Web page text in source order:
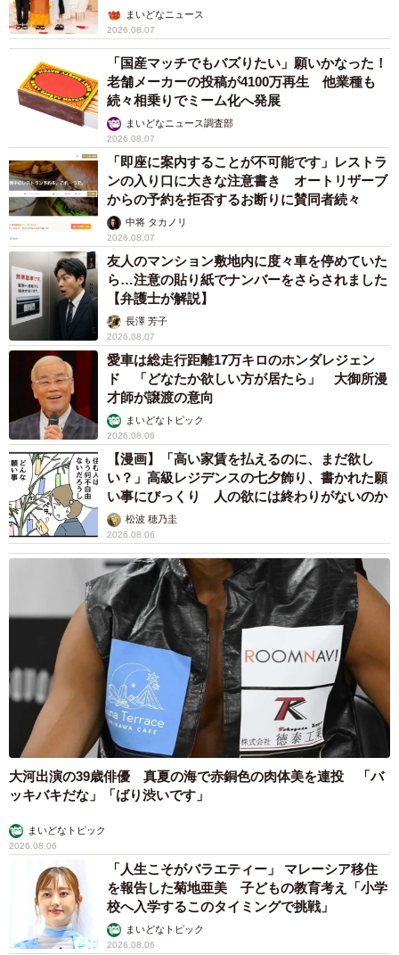
SNSで広がった支援の輪
パンちゃんママさんは「お金も時間も限界。でもせめてで
きることを」とInstagramでアカウントを立ち上げ、パンち
ゃんの様子を発信。思わぬ反響を呼び、多くの応援コメン
トや支援が寄せられました。
「自然の摂理に反している、人間のエゴだという声もあり
ました。でも、たくさんの方に応援してもらい、もう前を
向くしかないと思いました」
今後に向けて
下半身不随のパンちゃんは、容態としては楽観できない状
況です。腹膜ヘルニアの手術が可能かどうかも、まだ確定
していません。今後の治療を進めるためには高額な医療費
が必要となるため、募金を始めてはいるものの、まだ十分
ではないとか。パンちゃんママさんは必要に応じて再度募
金をお願いするかもしれないといいます。
「いつ何が起きるかわからない。でも一生懸命、楽しく生
きてほしい。そのために全力を尽くしたい」
パンちゃんの姿は、野良猫や野犬の問題をどう社会が向き
合うべきかを問いかけています。
ん】まいどなニュース
2026.08.07
「国産マッチでもバズりたい」願いかなった！
老舗メーカーの投稿が4100万再生 他業種も
続々相乗りでミーム化へ発展
まいどなニュース調査部
2026.08.07
「即座に案内することが不可能です」レストラ
ンの入り口に大きな注意書き オートリザーブ
からの予約を拒否するお断りに賛同者続々
中将 タカノリ
2026.08.07
友人のマンション敷地内に度々車を停めていた
ら…注意の貼り紙でナンバーをさらされました
【弁護士が解説】
長澤 芳子
2026.08.07
愛車は総走行距離17万キロのホンダレジェン
ド 「どなたか欲しい方が居たら」 大御所漫
才師が譲渡の意向
まいどなトピック
2026.08.06
【漫画】「高い家賃を払えるのに、まだ欲し
い？」高級レジデンスの七夕飾り、書かれた願
い事にびっくり 人の欲には終わりがないのか
松波 穂乃圭
2026.08.06
大河出演の39歳俳優 真夏の海で赤銅色の肉体美を連投 「バ
ッキバキだな」「ばり渋いです」
まいどなトピック
2026.08.06
「人生こそがバラエティー」 マレーシア移住
を報告した菊地亜美 子どもの教育考え「小学
校へ入学するこのタイミングで挑戦」
まいどなトピック
2026.08.06